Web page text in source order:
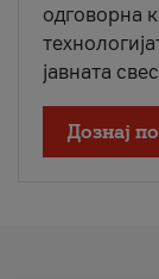
одговорна
јавната
Дознај